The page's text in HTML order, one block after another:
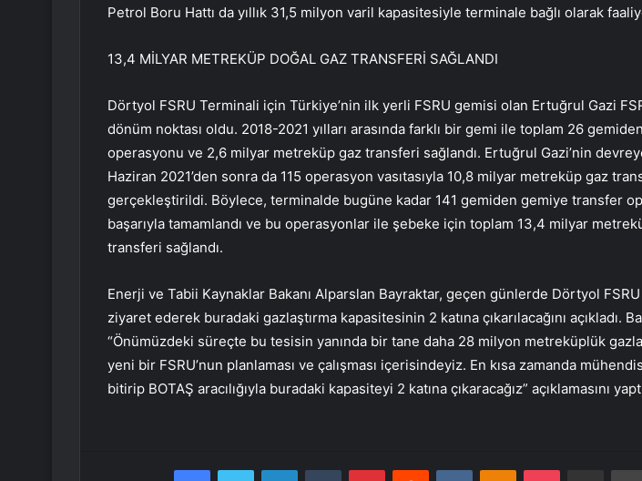
Petrol Boru Hattı da yıllık 31,5 milyon varil kapasitesiyle terminale bağlı olarak
13,4 MİLYAR METREKÜP DOĞAL GAZ TRANSFERİ SAĞLANDI
Dörtyol FSRU Terminali için Türkiye’nin ilk yerli FSRU gemisi olan Ertuğrul Gazi
dönüm noktası oldu. 2018-2021 yılları arasında farklı bir gemi ile toplam 26
operasyonu ve 2,6 milyar metreküp gaz transferi sağlandı. Ertuğrul Gazi’nin devreye
Haziran 2021’den sonra da 115 operasyon vasıtasıyla 10,8 milyar metreküp gaz
gerçekleştirildi. Böylece, terminalde bugüne kadar 141 gemiden gemiye transfer
başarıyla tamamlandı ve bu operasyonlar ile şebeke için toplam 13,4 milyar
transferi sağlandı.
Enerji ve Tabii Kaynaklar Bakanı Alparslan Bayraktar, geçen günlerde Dörtyol FSRU
ziyaret ederek buradaki gazlaştırma kapasitesinin 2 katına çıkarılacağını açıkladı.
“Önümüzdeki süreçte bu tesisin yanında bir tane daha 28 milyon metreküplük
yeni bir FSRU’nun planlaması ve çalışması içerisindeyiz. En kısa zamanda
bitirip BOTAŞ aracılığıyla buradaki kapasiteyi 2 katına çıkaracağız” açıklamasını
FacebookTwitter LinkedInTumblr PinterestReddit VKontakteOdnoklassniki
Pocket E-Posta ile paylaş